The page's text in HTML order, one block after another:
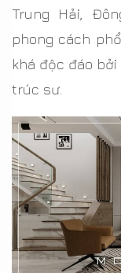
Trung Hải,
phong cách
khá độc đáo
trúc sư.